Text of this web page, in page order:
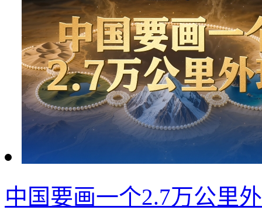
中国要画一个2.7万公里